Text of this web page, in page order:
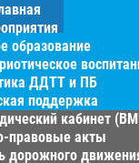
образование
ДДТТ и ПБ
поддержка
кабинет
правовые акты
дорожного